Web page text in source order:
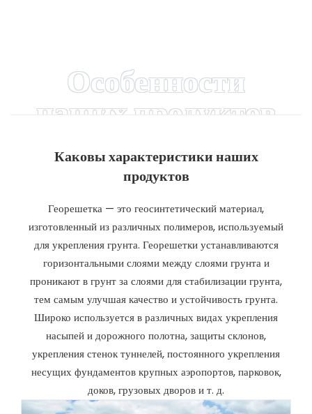
Особенности
наших продуктов
Каковы характеристики наших
продуктов
Георешетка — это геосинтетический материал,
изготовленный из различных полимеров, используемый
для укрепления грунта. Георешетки устанавливаются
горизонтальными слоями между слоями грунта и
проникают в грунт за слоями для стабилизации грунта,
тем самым улучшая качество и устойчивость грунта.
Широко используется в различных видах укрепления
насыпей и дорожного полотна, защиты склонов,
укрепления стенок туннелей, постоянного укрепления
несущих фундаментов крупных аэропортов, парковок,
доков, грузовых дворов и т. д.